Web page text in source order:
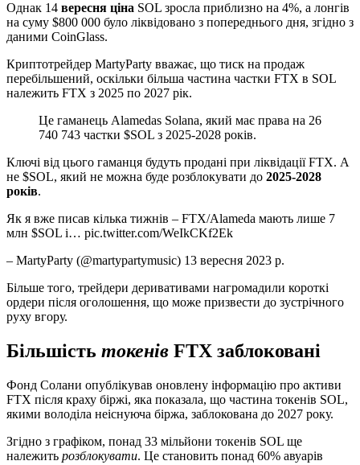
Однак 14 вересня ціна SOL зросла приблизно на 4%, а лонгів
на суму $800 000 було ліквідовано з попереднього дня, згідно з
даними CoinGlass.
Криптотрейдер MartyParty вважає, що тиск на продаж
перебільшений, оскільки більша частина частки FTX в SOL
належить FTX з 2025 по 2027 рік.
Це гаманець Alamedas Solana, який має права на 26
740 743 частки $SOL з 2025-2028 років.
Ключі від цього гаманця будуть продані при ліквідації FTX. А
не $SOL, який не можна буде розблокувати до 2025-2028
років.
Як я вже писав кілька тижнів – FTX/Alameda мають лише 7
млн $SOL і… pic.twitter.com/WeIkCKf2Ek
– MartyParty (@martypartymusic) 13 вересня 2023 р.
Більше того, трейдери деривативами нагромадили короткі
ордери після оголошення, що може призвести до зустрічного
руху вгору.
Більшість токенів FTX заблоковані
Фонд Солани опублікував оновлену інформацію про активи
FTX після краху біржі, яка показала, що частина токенів SOL,
якими володіла неіснуюча біржа, заблокована до 2027 року.
Згідно з графіком, понад 33 мільйони токенів SOL ще
належить розблокувати. Це становить понад 60% авуарів